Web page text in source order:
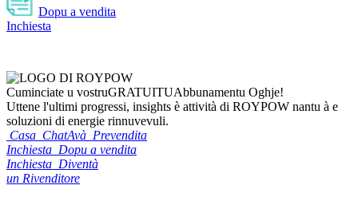
Dopu a vendita
Inchiesta
Cuminciate u vostruGRATUITUAbbunamentu Oghje!
Uttene l'ultimi progressi, insights è attività di ROYPOW nantu à e
soluzioni di energie rinnuvevuli.
Casa ChatAvà Prevendita
Inchiesta Dopu a vendita
Inchiesta Diventà
un Rivenditore